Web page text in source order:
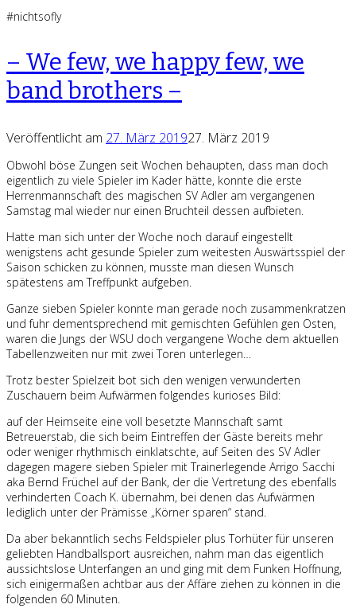
#nichtsofly
– We few, we happy few, we
band brothers –
Veröffentlicht am 27. März 201927. März 2019
Obwohl böse Zungen seit Wochen behaupten, dass man doch
eigentlich zu viele Spieler im Kader hätte, konnte die erste
Herrenmannschaft des magischen SV Adler am vergangenen
Samstag mal wieder nur einen Bruchteil dessen aufbieten.
Hatte man sich unter der Woche noch darauf eingestellt
wenigstens acht gesunde Spieler zum weitesten Auswärtsspiel der
Saison schicken zu können, musste man diesen Wunsch
spätestens am Treffpunkt aufgeben.
Ganze sieben Spieler konnte man gerade noch zusammenkratzen
und fuhr dementsprechend mit gemischten Gefühlen gen Osten,
waren die Jungs der WSU doch vergangene Woche dem aktuellen
Tabellenzweiten nur mit zwei Toren unterlegen…
Trotz bester Spielzeit bot sich den wenigen verwunderten
Zuschauern beim Aufwärmen folgendes kurioses Bild:
auf der Heimseite eine voll besetzte Mannschaft samt
Betreuerstab, die sich beim Eintreffen der Gäste bereits mehr
oder weniger rhythmisch einklatschte, auf Seiten des SV Adler
dagegen magere sieben Spieler mit Trainerlegende Arrigo Sacchi
aka Bernd Früchel auf der Bank, der die Vertretung des ebenfalls
verhinderten Coach K. übernahm, bei denen das Aufwärmen
lediglich unter der Prämisse „Körner sparen“ stand.
Da aber bekanntlich sechs Feldspieler plus Torhüter für unseren
geliebten Handballsport ausreichen, nahm man das eigentlich
aussichtslose Unterfangen an und ging mit dem Funken Hoffnung,
sich einigermaßen achtbar aus der Affäre ziehen zu können in die
folgenden 60 Minuten.